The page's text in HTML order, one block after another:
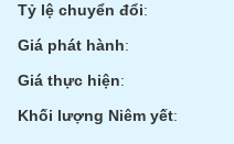
Tỷ lệ chuyển đổi:
Giá phát hành:
Giá thực hiện:
Khối lượng Niêm yết: